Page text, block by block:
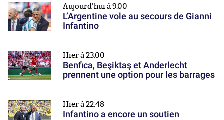
Aujourd'hui à 9:00
L’Argentine vole au secours de Gianni
Infantino
Hier à 23:00
Benfica, Beşiktaş et Anderlecht
prennent une option pour les barrages
Hier à 22:48
Infantino a encore un soutien